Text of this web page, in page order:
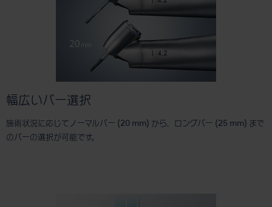
幅広いバー選択
施術状況に応じてノーマルバー (20 mm) から、ロングバー (25 mm) まで
のバーの選択が可能です。